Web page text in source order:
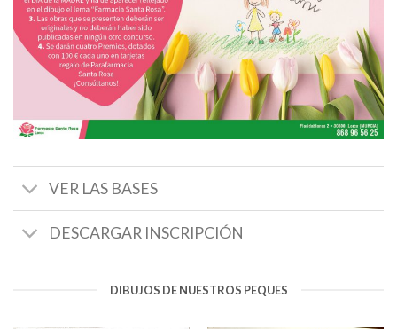
VER LAS BASES
DESCARGAR INSCRIPCIÓN
DIBUJOS DE NUESTROS PEQUES